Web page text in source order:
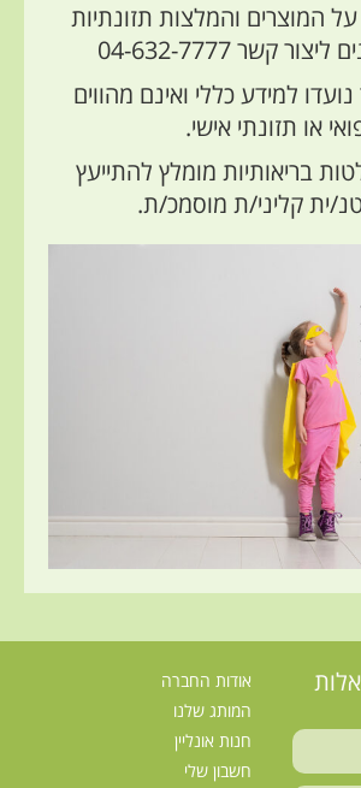
המוצרים והמלצות תזונתיות
קשר 04-632-7777
למידע כללי ואינם מהווים
או תזונתי אישי.
בריאותיות מומלץ להתייעץ
ית קליני/ת מוסמכ/ת.
אודות החברה
המותג שלנו
חנות אונליין
חשבון שלי